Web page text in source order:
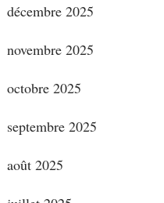
décembre 2025
novembre 2025
octobre 2025
septembre 2025
août 2025